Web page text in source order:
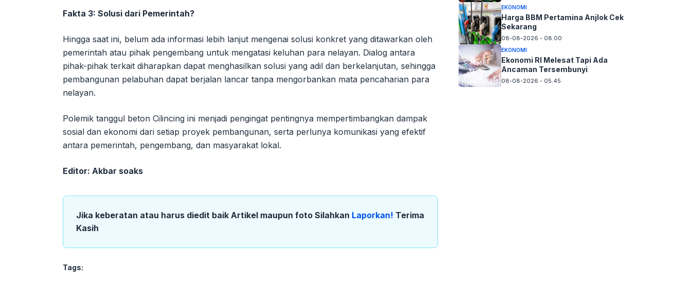
Fakta 3: Solusi dari Pemerintah?
Hingga saat ini, belum ada informasi lebih lanjut mengenai solusi konkret yang ditawarkan oleh
pemerintah atau pihak pengembang untuk mengatasi keluhan para nelayan. Dialog antara
pihak-pihak terkait diharapkan dapat menghasilkan solusi yang adil dan berkelanjutan, sehingga
pembangunan pelabuhan dapat berjalan lancar tanpa mengorbankan mata pencaharian para
nelayan.
Polemik tanggul beton Cilincing ini menjadi pengingat pentingnya mempertimbangkan dampak
sosial dan ekonomi dari setiap proyek pembangunan, serta perlunya komunikasi yang efektif
antara pemerintah, pengembang, dan masyarakat lokal.
Editor: Akbar soaks
Jika keberatan atau harus diedit baik Artikel maupun foto Silahkan Laporkan! Terima
Kasih
Tags:
EKONOMI
Harga BBM Pertamina Anjlok Cek
Sekarang
08-08-2026 - 08.00
EKONOMI
Ekonomi RI Melesat Tapi Ada
Ancaman Tersembunyi
08-08-2026 - 05.45